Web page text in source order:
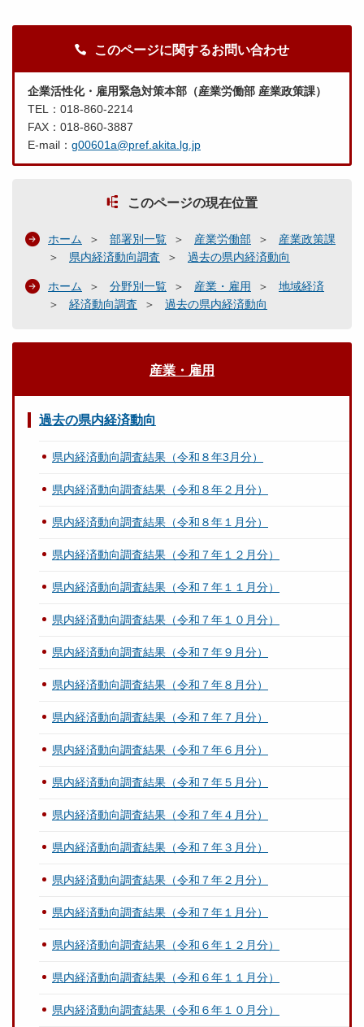
このページに関するお問い合わせ
企業活性化・雇用緊急対策本部（産業労働部 産業政策課）
TEL：018-860-2214
FAX：018-860-3887
E-mail： g00601a@pref.akita.lg.jp
このページの現在位置
ホーム 部署別一覧 産業労働部
産業政策課
県内経済動向調査
過去の県内経済動向
ホーム 分野別一覧 産業・雇用
地域経済
経済動向調査
過去の県内経済動向
産業・雇用
過去の県内経済動向
県内経済動向調査結果（令和８年3月分）
県内経済動向調査結果（令和８年２月分）
県内経済動向調査結果（令和８年１月分）
県内経済動向調査結果（令和７年１２月分）
県内経済動向調査結果（令和７年１１月分）
県内経済動向調査結果（令和７年１０月分）
県内経済動向調査結果（令和７年９月分）
県内経済動向調査結果（令和７年８月分）
県内経済動向調査結果（令和７年７月分）
県内経済動向調査結果（令和７年６月分）
県内経済動向調査結果（令和７年５月分）
県内経済動向調査結果（令和７年４月分）
県内経済動向調査結果（令和７年３月分）
県内経済動向調査結果（令和７年２月分）
県内経済動向調査結果（令和７年１月分）
県内経済動向調査結果（令和６年１２月分）
県内経済動向調査結果（令和６年１１月分）
県内経済動向調査結果（令和６年１０月分）